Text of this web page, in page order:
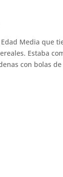
Media que
Estaba
con bolas de